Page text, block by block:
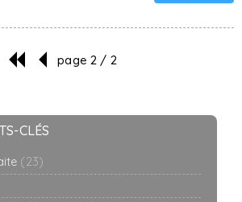
page 2 / 2
CLÉS
(23)